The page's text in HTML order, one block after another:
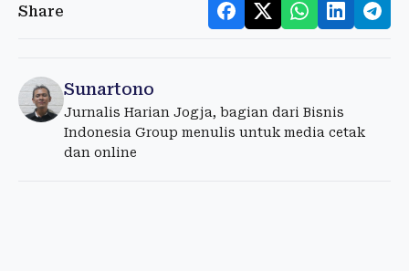
Share
Sunartono
Jurnalis Harian Jogja, bagian dari Bisnis
Indonesia Group menulis untuk media cetak
dan online